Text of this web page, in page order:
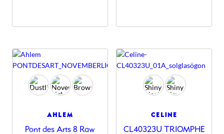
AHLEM
Pont des Arts 8 Raw
CELINE
CL40323U TRIOMPHE